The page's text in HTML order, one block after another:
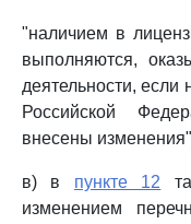
"наличием в
выполняются,
деятельности,
Российской
внесены
в) в пункте 12
изменением